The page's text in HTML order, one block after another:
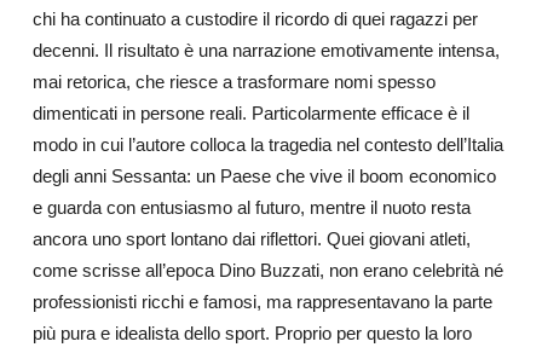
chi ha continuato a custodire il ricordo di quei ragazzi per
decenni. Il risultato è una narrazione emotivamente intensa,
mai retorica, che riesce a trasformare nomi spesso
dimenticati in persone reali. Particolarmente efficace è il
modo in cui l’autore colloca la tragedia nel contesto dell’Italia
degli anni Sessanta: un Paese che vive il boom economico
e guarda con entusiasmo al futuro, mentre il nuoto resta
ancora uno sport lontano dai riflettori. Quei giovani atleti,
come scrisse all’epoca Dino Buzzati, non erano celebrità né
professionisti ricchi e famosi, ma rappresentavano la parte
più pura e idealista dello sport. Proprio per questo la loro